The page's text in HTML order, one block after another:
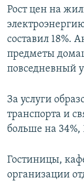
Рост цен на
составил 18%.
предметы
повседневный
За услуги
транспорта и
больше на 34%,
Гостиницы,
организации